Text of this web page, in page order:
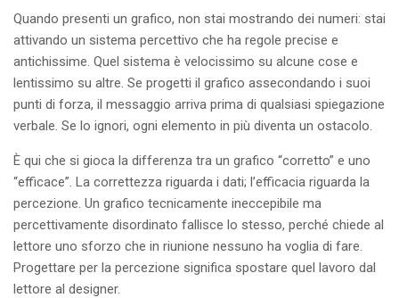
Quando presenti un grafico, non stai mostrando dei numeri: stai
attivando un sistema percettivo che ha regole precise e
antichissime. Quel sistema è velocissimo su alcune cose e
lentissimo su altre. Se progetti il grafico assecondando i suoi
punti di forza, il messaggio arriva prima di qualsiasi spiegazione
verbale. Se lo ignori, ogni elemento in più diventa un ostacolo.
È qui che si gioca la differenza tra un grafico “corretto” e uno
“efficace”. La correttezza riguarda i dati; l’efficacia riguarda la
percezione. Un grafico tecnicamente ineccepibile ma
percettivamente disordinato fallisce lo stesso, perché chiede al
lettore uno sforzo che in riunione nessuno ha voglia di fare.
Progettare per la percezione significa spostare quel lavoro dal
lettore al designer.